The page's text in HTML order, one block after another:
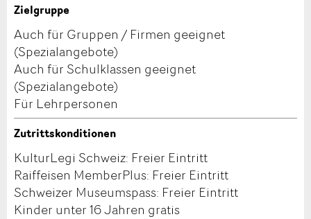
Adresse
Zielgruppe
Auch für Gruppen / Firmen geeignet
(Spezialangebote)
Auch für Schulklassen geeignet
(Spezialangebote)
Für Lehrpersonen
Zutrittskonditionen
KulturLegi Schweiz: Freier Eintritt
Raiffeisen MemberPlus: Freier Eintritt
Schweizer Museumspass: Freier Eintritt
Kinder unter 16 Jahren gratis